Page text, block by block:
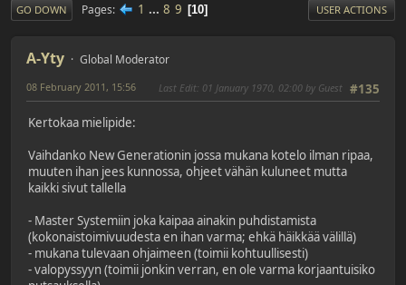
GO DOWN Pages 1 ... 8 9 10 USER ACTIONS
A-Yty Global Moderator
#135
08 February 2011, 15:56 Last Edit: 01 January 1970, 02:00 by Guest
Kertokaa mielipide:
Vaihdanko New Generationin jossa mukana kotelo ilman ripaa,
muuten ihan jees kunnossa, ohjeet vähän kuluneet mutta
kaikki sivut tallella
- Master Systemiin joka kaipaa ainakin puhdistamista
(kokonaistoimivuudesta en ihan varma; ehkä häikkää välillä)
- mukana tulevaan ohjaimeen (toimii kohtuullisesti)
- valopyssyyn (toimii jonkin verran, en ole varma korjaantuisiko